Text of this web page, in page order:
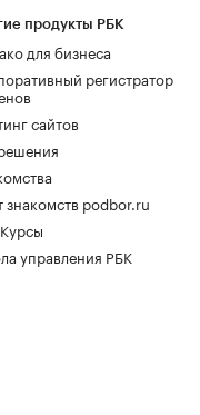
продукты РБК
для бизнеса
регистратор
сайтов
знакомств podbor.ru
управления РБК